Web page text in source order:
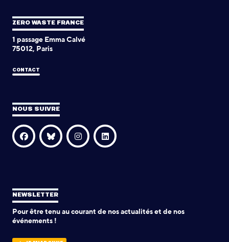
ZERO WASTE FRANCE
1 passage Emma Calvé
75012, Paris
CONTACT
NOUS SUIVRE
NEWSLETTER
Pour être tenu au courant de nos actualités et de nos
événements !